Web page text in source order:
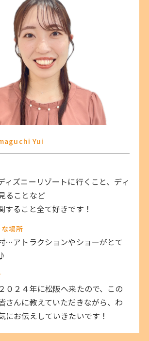
Yui
ズニーリゾートに行くこと、ディ
ることなど
すること全て好きです！
場所
…アトラクションやショーがとて
０２４年に松阪へ来たので、この
さんに教えていただきながら、わ
にお伝えしていきたいです！